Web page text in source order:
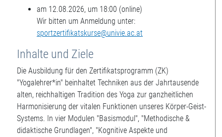
am 12.08.2026, um 18:00 (online)
Wir bitten um Anmeldung unter:
sportzertifikatskurse@univie.ac.at
Inhalte und Ziele
Die Ausbildung für den Zertifikatsprogramm (ZK)
"Yogalehrer*in" beinhaltet Techniken aus der Jahrtausende
alten, reichhaltigen Tradition des Yoga zur ganzheitlichen
Harmonisierung der vitalen Funktionen unseres Körper-Geist-
Systems. In vier Modulen "Basismodul", "Methodische &
didaktische Grundlagen", "Kognitive Aspekte und